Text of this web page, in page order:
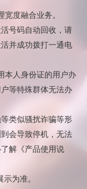
度融合业务。
号码自动回收，请
并成功拨打一通电
本人身份证的用户办
等特殊群体无法办
类似骚扰诈骗等形
会导致停机，无法
解《产品使用说
为准。